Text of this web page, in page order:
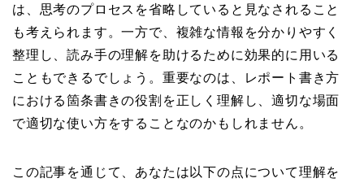
は、思考のプロセスを省略していると見なされること
も考えられます。一方で、複雑な情報を分かりやすく
整理し、読み手の理解を助けるために効果的に用いる
こともできるでしょう。重要なのは、レポート書き方
における箇条書きの役割を正しく理解し、適切な場面
で適切な使い方をすることなのかもしれません。
この記事を通じて、あなたは以下の点について理解を